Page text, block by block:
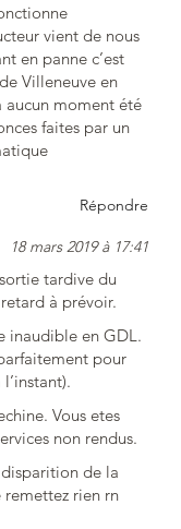
vient de nous
en panne c’est
Villeneuve en
aucun moment été
faites par un
Répondre
18 mars 2019 à 17:41
tardive du
à prévoir.
inaudible en GDL.
pour
Vous etes
non rendus.
de la
remettez rien rn